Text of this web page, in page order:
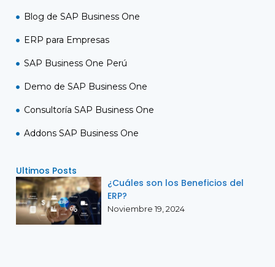
Blog de SAP Business One
ERP para Empresas
SAP Business One Perú
Demo de SAP Business One
Consultoría SAP Business One
Addons SAP Business One
Ultimos Posts
¿Cuáles son los Beneficios del
ERP?
Noviembre 19, 2024